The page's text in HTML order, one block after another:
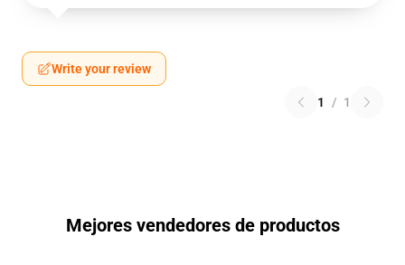
Write your review
1 / 1
Mejores vendedores de productos